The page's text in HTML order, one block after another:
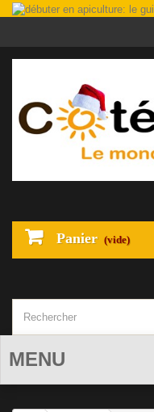
Panier (vide)
MENU